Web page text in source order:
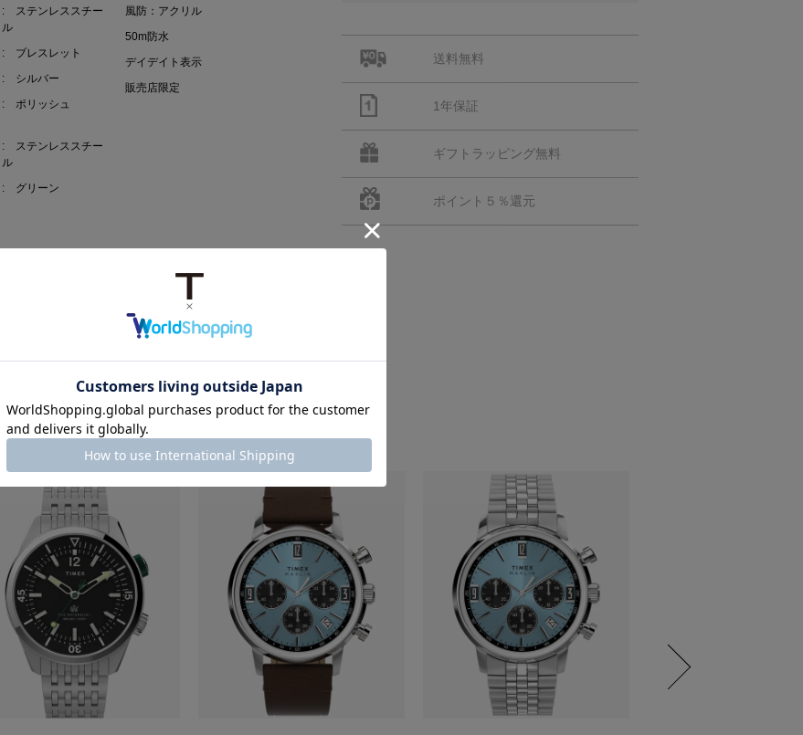
: ステンレススチー
ル
: ブレスレット
: シルバー
: ポリッシュ
: ステンレススチー
ル
: グリーン
風防：アクリル
50m防水
デイデイト表示
販売店限定
送料無料
1年保証
ギフトラッピング無料
ポイント５％還元
RECOMMEND ITEM